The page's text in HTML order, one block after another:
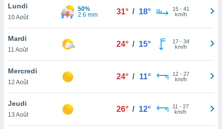
le
ainsi
un
la
du
Lundi
10 Août
50%
2.6 mm
31° / 18° 15- 41
km/h
Mardi
11 Août
24° / 15° 17- 34
km/h
Mercredi
12 Août
24° / 11° 12- 27
km/h
Jeudi
13 Août
26° / 12° 11 - 27
km/h